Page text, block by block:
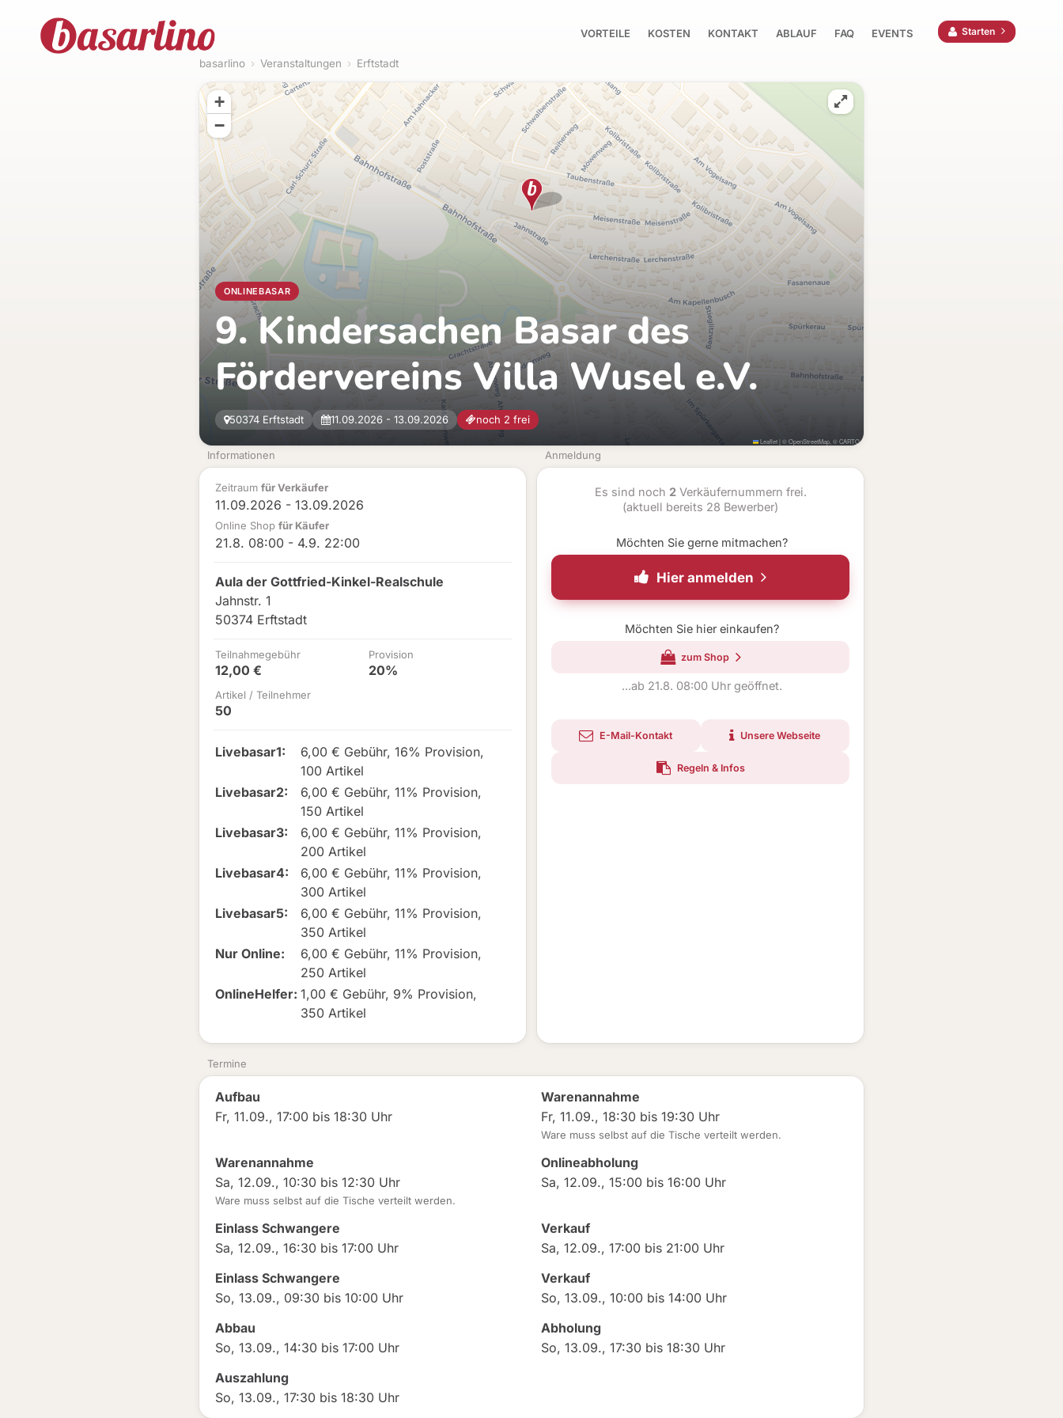
VORTEILE KOSTEN KONTAKT ABLAUF FAQ EVENTS Starten
basarlino › Veranstaltungen › Erftstadt
Informationen Anmeldung
Zeitraum für Verkäufer
11.09.2026 - 13.09.2026
Online Shop für Käufer
21.8. 08:00 - 4.9. 22:00
Aula der Gottfried-Kinkel-Realschule
Jahnstr. 1
50374 Erftstadt
Teilnahmegebühr
12,00 €
Provision
20%
Artikel / Teilnehmer
50
Livebasar1: 6,00 € Gebühr, 16% Provision,
100 Artikel
Livebasar2: 6,00 € Gebühr, 11% Provision,
150 Artikel
Livebasar3: 6,00 € Gebühr, 11% Provision,
200 Artikel
Livebasar4: 6,00 € Gebühr, 11% Provision,
300 Artikel
Livebasar5: 6,00 € Gebühr, 11% Provision,
350 Artikel
Nur Online: 6,00 € Gebühr, 11% Provision,
250 Artikel
OnlineHelfer: 1,00 € Gebühr, 9% Provision,
350 Artikel
Es sind noch 2Verkäufernummern frei.
(aktuell bereits 28 Bewerber)
Möchten Sie gerne mitmachen?
Hier anmelden
Möchten Sie hier einkaufen?
zum Shop
...ab 21.8. 08:00 Uhr geöffnet.
E-Mail-Kontakt Unsere Webseite
Regeln & Infos
Termine
Aufbau
Fr, 11.09., 17:00 bis 18:30 Uhr
Warenannahme
Fr, 11.09., 18:30 bis 19:30 Uhr
Ware muss selbst auf die Tische verteilt werden.
Warenannahme
Sa, 12.09., 10:30 bis 12:30 Uhr
Ware muss selbst auf die Tische verteilt werden.
Onlineabholung
Sa, 12.09., 15:00 bis 16:00 Uhr
Einlass Schwangere
Sa, 12.09., 16:30 bis 17:00 Uhr
Verkauf
Sa, 12.09., 17:00 bis 21:00 Uhr
Einlass Schwangere
So, 13.09., 09:30 bis 10:00 Uhr
Verkauf
So, 13.09., 10:00 bis 14:00 Uhr
Abbau
So, 13.09., 14:30 bis 17:00 Uhr
Abholung
So, 13.09., 17:30 bis 18:30 Uhr
Auszahlung
So, 13.09., 17:30 bis 18:30 Uhr
ONLINEBASAR
9. Kindersachen Basar des
Fördervereins Villa Wusel e.V.
50374 Erftstadt 11.09.2026 - 13.09.2026 noch 2 frei
+
−
Leaflet|©OpenStreetMap , ©CARTO